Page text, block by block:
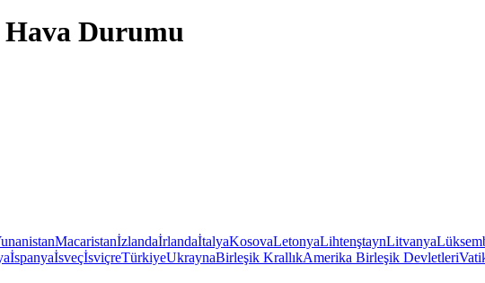
Durumu
MacaristanİzlandaİrlandaİtalyaKosovaLetonyaLihtenştaynLitvanya
İspanyaİsveçİsviçreTürkiyeUkraynaBirleşik KrallıkAmerika Birleşik Devletleri